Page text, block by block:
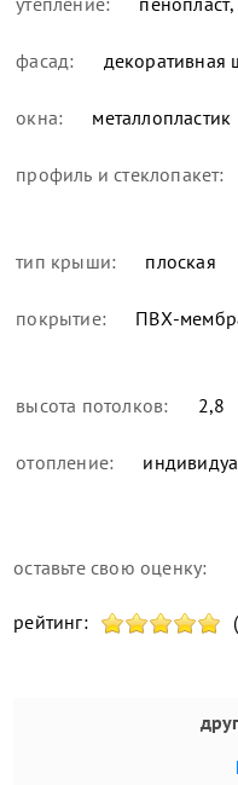
фасад: декоративная
окна: металлопластик
профиль и стеклопакет:
тип крыши: плоская
покрытие: ПВХ-
высота потолков: 2,8
отопление:
оставьте свою оценку:
рейтинг: